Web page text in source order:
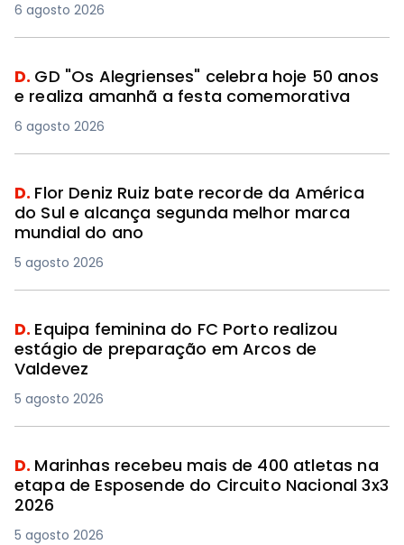
6 agosto 2026
D. GD "Os Alegrienses" celebra hoje 50 anos
e realiza amanhã a festa comemorativa
6 agosto 2026
D. Flor Deniz Ruiz bate recorde da América
do Sul e alcança segunda melhor marca
mundial do ano
5 agosto 2026
D. Equipa feminina do FC Porto realizou
estágio de preparação em Arcos de
Valdevez
5 agosto 2026
D. Marinhas recebeu mais de 400 atletas na
etapa de Esposende do Circuito Nacional 3x3
2026
5 agosto 2026